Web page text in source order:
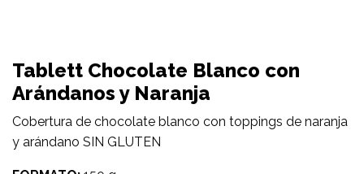
Tablett Chocolate Blanco con
Arándanos y Naranja
Cobertura de chocolate blanco con toppings de naranja
y arándano SIN GLUTEN